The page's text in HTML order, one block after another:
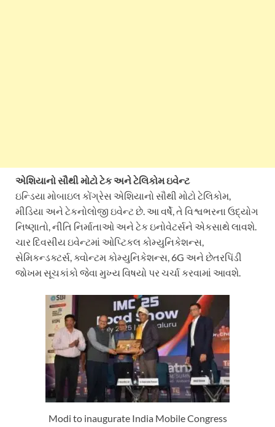
એશિયાનો સૌથી મોટો ટેક અને ટેલિકોમ ઇવેન્ટ
ઇન્ડિયા મોબાઇલ કોંગ્રેસ એશિયાનો સૌથી મોટો ટેલિકોમ,
મીડિયા અને ટેકનોલોજી ઇવેન્ટ છે. આ વર્ષે, તે વિશ્વભરના ઉદ્યોગ
નિષ્ણાતો, નીતિ નિર્માતાઓ અને ટેક ઇનોવેટર્સને એકસાથે લાવશે.
ચાર દિવસીય ઇવેન્ટમાં ઓપ્ટિકલ કોમ્યુનિકેશન્સ,
સેમિકન્ડક્ટર્સ, ક્વોન્ટમ કોમ્યુનિકેશન્સ, 6G અને છેતરપિંડી
જોખમ સૂચકાંકો જેવા મુખ્ય વિષયો પર ચર્ચા કરવામાં આવશે.
Modi to inaugurate India Mobile Congress